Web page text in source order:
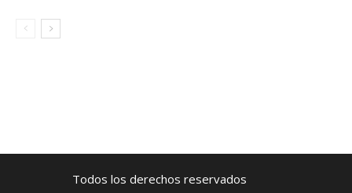
Todos los derechos reservados